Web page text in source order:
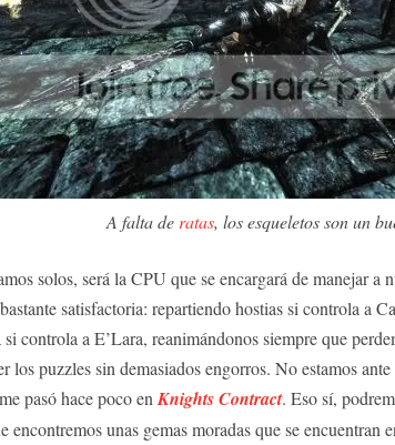
A falta de ratas, los esqueletos son un
solos, será la CPU que se encargará de manejar a
satisfactoria: repartiendo hostias si controla a
si controla a E’Lara, reanimándonos siempre que
los puzzles sin demasiados engorros. No estamos
pasó hace poco en Knights Contract. Eso sí,
encontremos unas gemas moradas que se encuentran